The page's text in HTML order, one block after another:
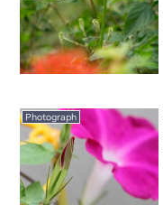
Photograph